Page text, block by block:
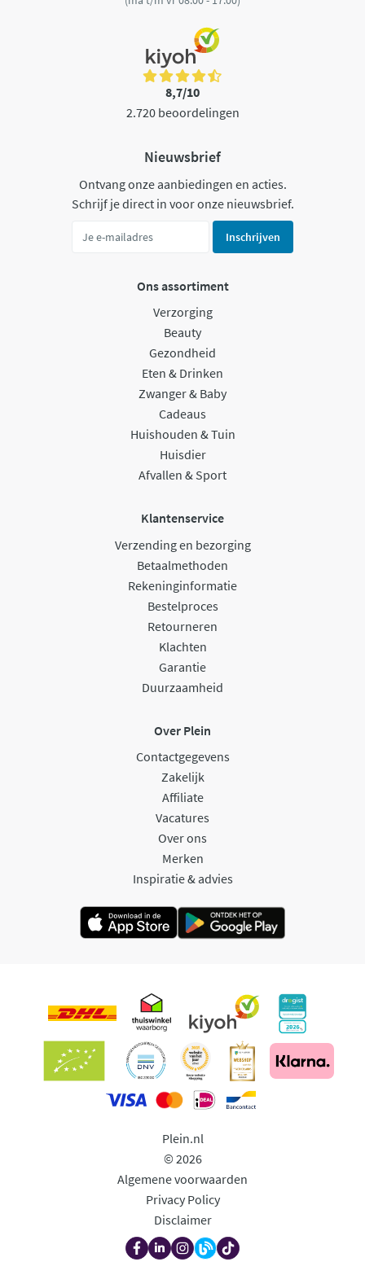
8,7/10
2.720 beoordelingen
Nieuwsbrief
Ontvang onze aanbiedingen en acties.
Schrijf je direct in voor onze nieuwsbrief.
Inschrijven
Ons assortiment
Verzorging
Beauty
Gezondheid
Eten & Drinken
Zwanger & Baby
Cadeaus
Huishouden & Tuin
Huisdier
Afvallen & Sport
Klantenservice
Verzending en bezorging
Betaalmethoden
Rekeninginformatie
Bestelproces
Retourneren
Klachten
Garantie
Duurzaamheid
Over Plein
Contactgegevens
Zakelijk
Affiliate
Vacatures
Over ons
Merken
Inspiratie & advies
Plein.nl
© 2026
Algemene voorwaarden
Privacy Policy
Disclaimer